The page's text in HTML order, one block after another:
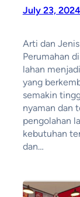
July 23, 2024
Arti dan
Perumahan
lahan
yang
semakin
nyaman dan
pengolahan
kebutuhan
dan…